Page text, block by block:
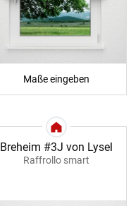
Maße eingeben
Breheim #3J von Lysel
Raffrollo smart